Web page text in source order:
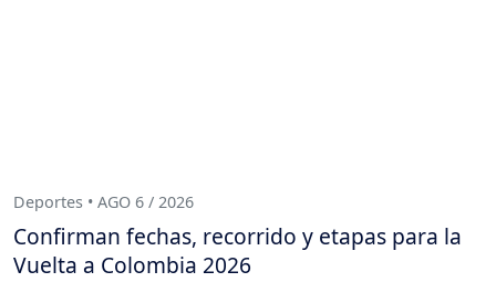
Deportes • AGO 6 / 2026
Confirman fechas, recorrido y etapas para la
Vuelta a Colombia 2026